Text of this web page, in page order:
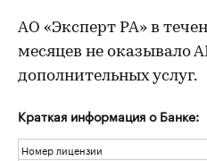
Краткая информация о Банке:
Номер лицензии
АО «Эксперт РА» в
месяцев не оказывало
дополнительных услуг.